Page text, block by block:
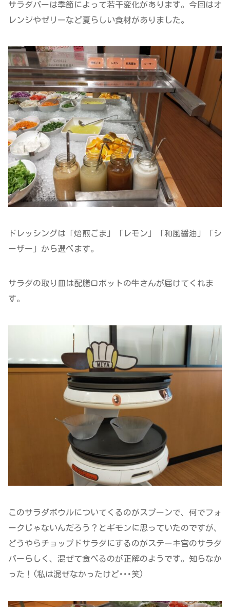
サラダバーは季節によって若干変化があります。今回はオ
レンジやゼリーなど夏らしい食材がありました。
ドレッシングは「焙煎ごま」「レモン」「和風醤油」「シ
ーザー」から選べます。
サラダの取り皿は配膳ロボットの牛さんが届けてくれま
す。
このサラダボウルについてくるのがスプーンで、何でフォ
ークじゃないんだろう？とギモンに思っていたのですが、
どうやらチョップドサラダにするのがステーキ宮のサラダ
バーらしく、混ぜて食べるのが正解のようです。知らなか
った！(私は混ぜなかったけど･･･笑)